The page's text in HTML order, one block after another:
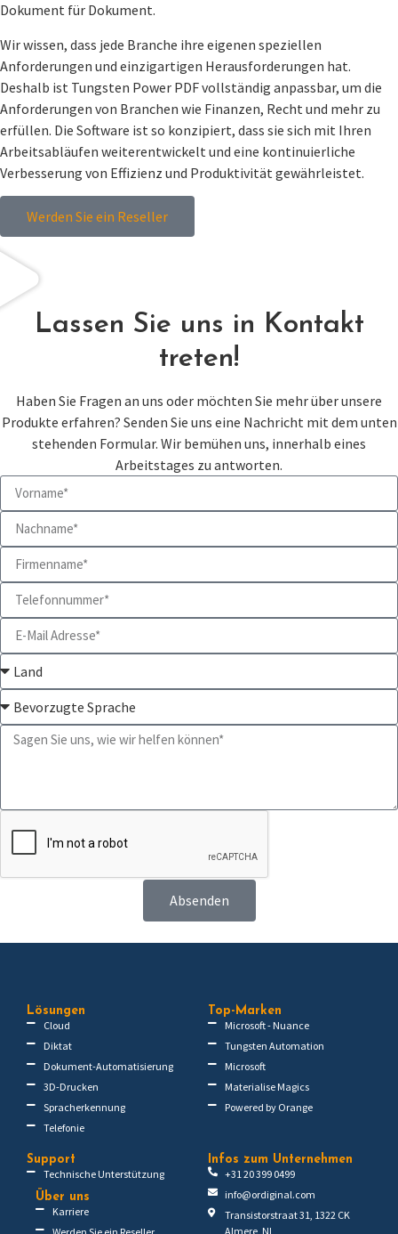
Dokument für Dokument.
Wir wissen, dass jede Branche ihre eigenen speziellen
Anforderungen und einzigartigen Herausforderungen hat.
Deshalb ist Tungsten Power PDF vollständig anpassbar, um die
Anforderungen von Branchen wie Finanzen, Recht und mehr zu
erfüllen. Die Software ist so konzipiert, dass sie sich mit Ihren
Arbeitsabläufen weiterentwickelt und eine kontinuierliche
Verbesserung von Effizienz und Produktivität gewährleistet.
Werden Sie ein Reseller
Lassen Sie uns in Kontakt
treten!
Haben Sie Fragen an uns oder möchten Sie mehr über unsere
Produkte erfahren? Senden Sie uns eine Nachricht mit dem unten
stehenden Formular. Wir bemühen uns, innerhalb eines
Arbeitstages zu antworten.
Absenden
Lösungen
Cloud
Diktat
Dokument-Automatisierung
3D-Drucken
Spracherkennung
Telefonie
Top-Marken
Microsoft - Nuance
Tungsten Automation
Microsoft
Materialise Magics
Powered by Orange
Support
Technische Unterstützung
Über uns
Karriere
Infos zum Unternehmen
+31 20 399 0499
info@ordiginal.com
Transistorstraat 31, 1322 CK
Almere, NL